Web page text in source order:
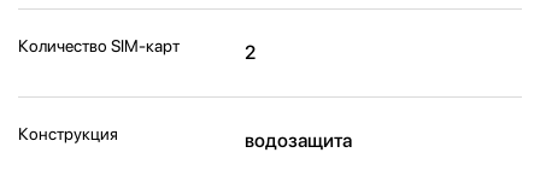
Количество SIM-карт 2
Конструкция водозащита